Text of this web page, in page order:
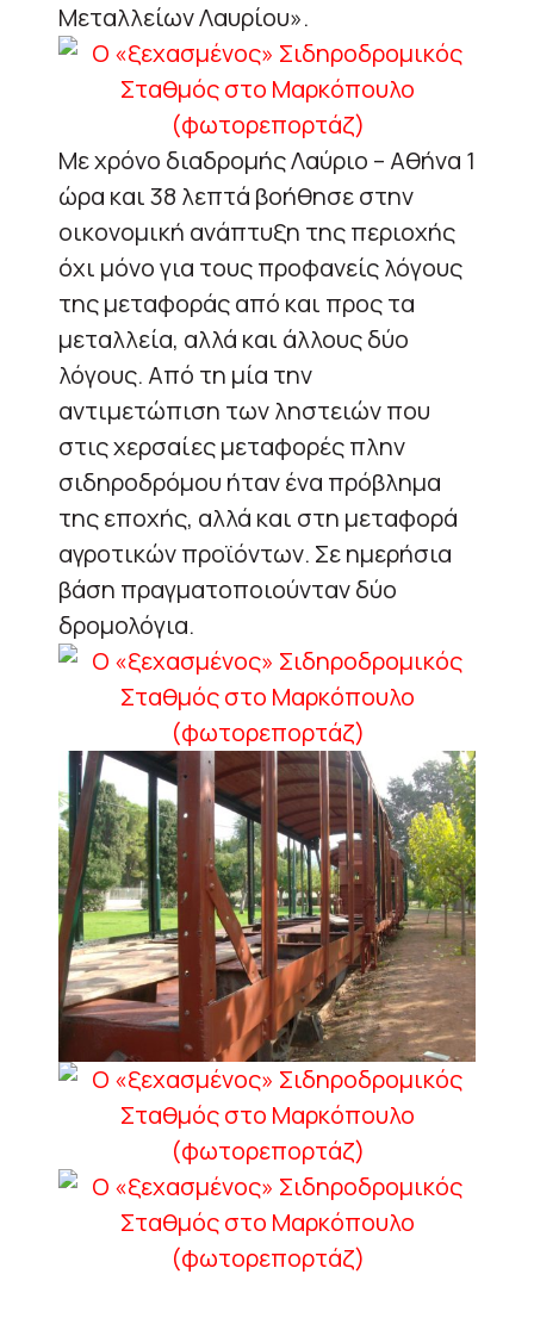
Μεταλλείων Λαυρίου».
Με χρόνο διαδρομής Λαύριο – Αθήνα 1
ώρα και 38 λεπτά βοήθησε στην
οικονομική ανάπτυξη της περιοχής
όχι μόνο για τους προφανείς λόγους
της μεταφοράς από και προς τα
μεταλλεία, αλλά και άλλους δύο
λόγους. Από τη μία την
αντιμετώπιση των ληστειών που
στις χερσαίες μεταφορές πλην
σιδηροδρόμου ήταν ένα πρόβλημα
της εποχής, αλλά και στη μεταφορά
αγροτικών προϊόντων. Σε ημερήσια
βάση πραγματοποιούνταν δύο
δρομολόγια.